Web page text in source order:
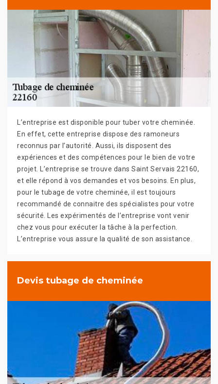
L’entreprise est disponible pour tuber votre cheminée.
En effet, cette entreprise dispose des ramoneurs
reconnus par l’autorité. Aussi, ils disposent des
expériences et des compétences pour le bien de votre
projet. L’entreprise se trouve dans Saint Servais 22160,
et elle répond à vos demandes et vos besoins. En plus,
pour le tubage de votre cheminée, il est toujours
recommandé de connaitre des spécialistes pour votre
sécurité. Les expérimentés de l’entreprise vont venir
chez vous pour exécuter la tâche à la perfection.
L’entreprise vous assure la qualité de son assistance.
Devis tubage de cheminée